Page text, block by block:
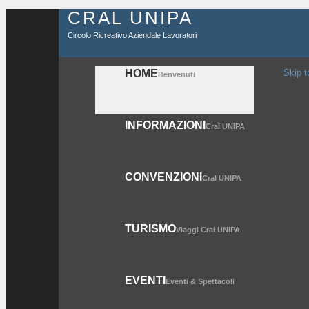
CRAL UNIPA
Circolo Ricreativo Aziendale Lavoratori
HOMEBenvenuti
INFORMAZIONICral UNIPA
CONVENZIONICral UNIPA
TURISMOViaggi Cral UNIPA
EVENTIEventi & Spettacoli
Skip